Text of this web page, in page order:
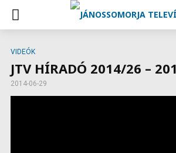
VIDEÓK
JTV HÍRADÓ 2014/26 –
2014-06-29